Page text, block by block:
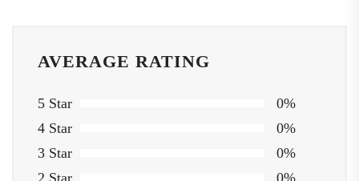
AVERAGE RATING
5 Star
0%
4 Star
0%
3 Star
0%